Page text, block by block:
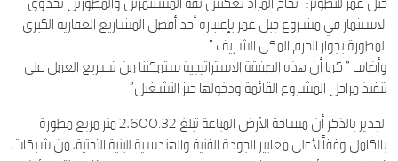
الاستثمار في مشروع جبل عمر بإعتباره أحد أفضل المشاريع العقارية الكبرى
المطورة بجوار الحرم المكي الشريف.”
وأضاف ” كما أن هذه الصفقة الاستراتيجية ستمكننا من تسريع العمل على
تنفيذ مراحل المشروع القائمة ودخولها حيز التشغيل”
الجدير بالذكر أن مساحة الأرض المباعة تبلغ 2،600.32 متر مربع مطورة
بالكامل وفقاً لأعلى معايير الجودة الفنية والهندسية للبنية التحتية، من شبكات